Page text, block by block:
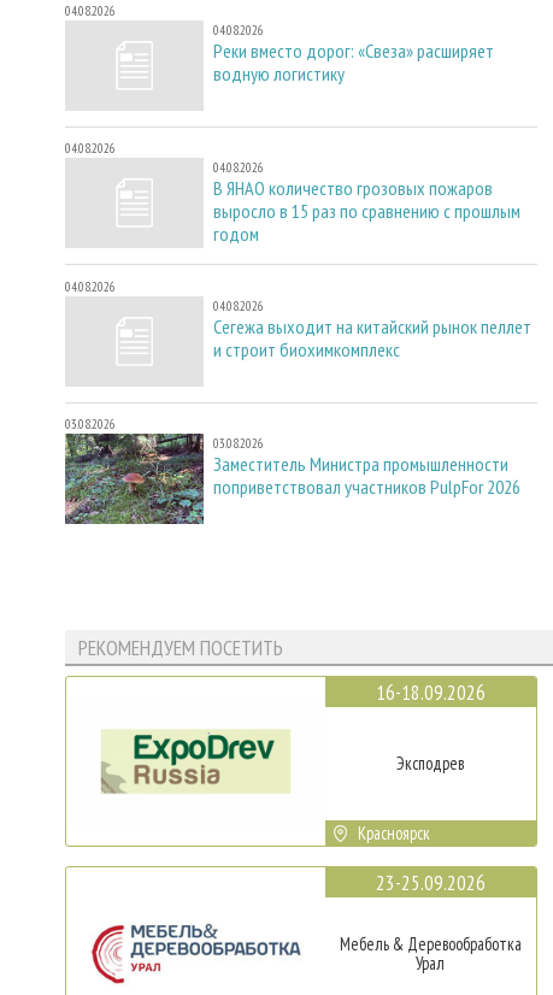
04.08.2026
04.08.2026
Реки вместо дорог: «Свеза» расширяет
водную логистику
04.08.2026
04.08.2026
В ЯНАО количество грозовых пожаров
выросло в 15 раз по сравнению с прошлым
годом
04.08.2026
04.08.2026
Сегежа выходит на китайский рынок пеллет
и строит биохимкомплекс
03.08.2026
03.08.2026
Заместитель Министра промышленности
поприветствовал участников PulpFor 2026
РЕКОМЕНДУЕМ ПОСЕТИТЬ
16-18.09.2026
Эксподрев
Красноярск
23-25.09.2026
Мебель & Деревообработка
Урал